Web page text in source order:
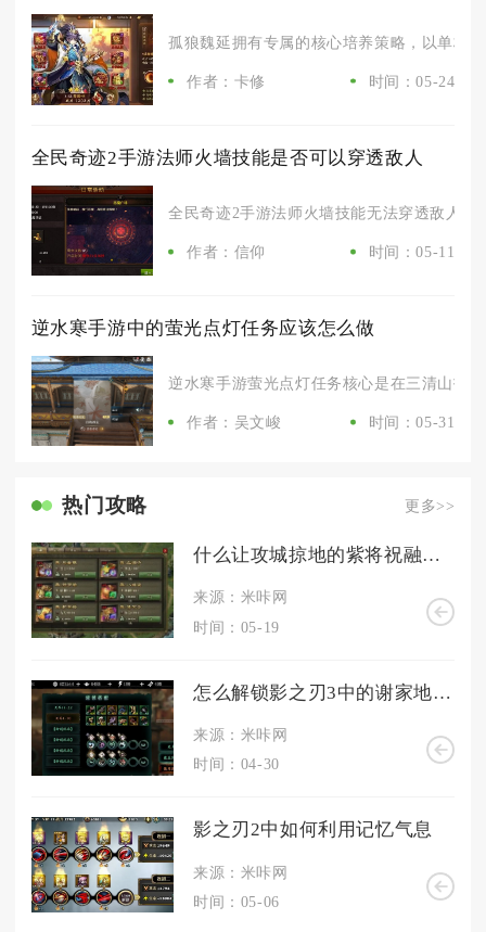
孤狼魏延拥有专属的核心培养策略，以单核
作者：卡修 时间：05-24
全民奇迹2手游法师火墙技能是否可以穿透敌人
全民奇迹2手游法师火墙技能无法穿透敌人，
作者：信仰 时间：05-11
逆水寒手游中的萤光点灯任务应该怎么做
逆水寒手游萤光点灯任务核心是在三清山找
作者：吴文峻 时间：05-31
热门攻略 更多>>
什么让攻城掠地的紫将祝融闻风丧胆
来源：米咔网
时间：05-19
怎么解锁影之刃3中的谢家地下室
来源：米咔网
时间：04-30
影之刃2中如何利用记忆气息
来源：米咔网
时间：05-06